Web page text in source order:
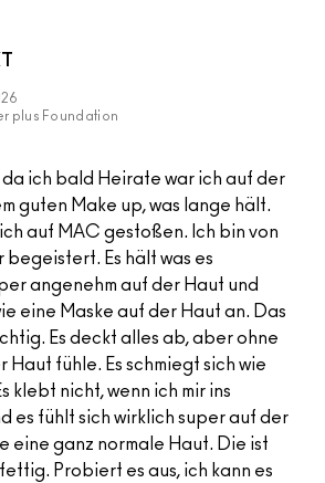
plus Foundation
da ich bald Heirate war ich auf der
guten Make up, was lange hält.
auf MAC gestoßen. Ich bin von
begeistert. Es hält was es
angenehm auf der Haut und
eine Maske auf der Haut an. Das
Es deckt alles ab, aber ohne
Haut fühle. Es schmiegt sich wie
klebt nicht, wenn ich mir ins
es fühlt sich wirklich super auf der
eine ganz normale Haut. Die ist
Probiert es aus, ich kann es